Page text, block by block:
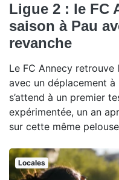
Ligue 2 : le FC
saison à Pau
revanche
Le FC Annecy
avec un déplacement
s’attend à un premier
expérimentée, un an
sur cette même
Locales